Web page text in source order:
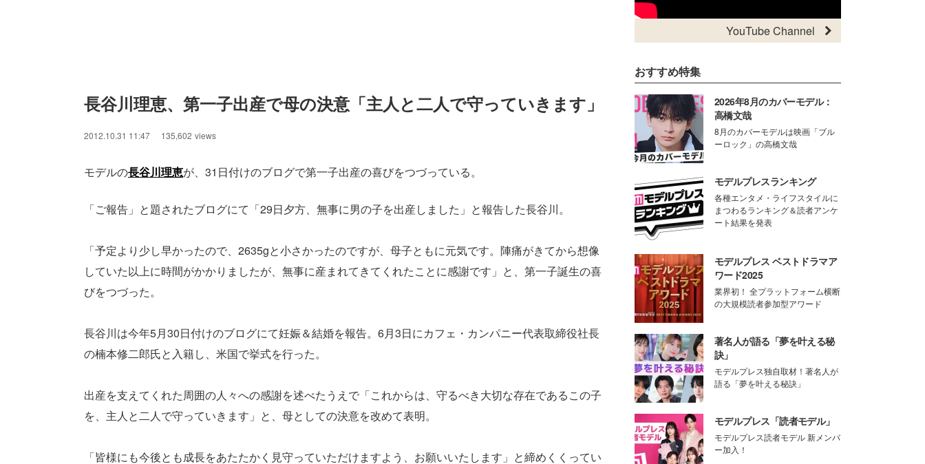
長谷川理恵、第一子出産で母の決意「主人と二人で守っていきます」
2012.10.31 11:47 135,602 views
モデルの長谷川理恵が、31日付けのブログで第一子出産の喜びをつづっている。
「ご報告」と題されたブログにて「29日夕方、無事に男の子を出産しました」と報告した長谷川。
「予定より少し早かったので、2635gと小さかったのですが、母子ともに元気です。陣痛がきてから想像
していた以上に時間がかかりましたが、無事に産まれてきてくれたことに感謝です」と、第一子誕生の喜
びをつづった。
長谷川は今年5月30日付けのブログにて妊娠＆結婚を報告。6月3日にカフェ・カンパニー代表取締役社長
の楠本修二郎氏と入籍し、米国で挙式を行った。
出産を支えてくれた周囲の人々への感謝を述べたうえで「これからは、守るべき大切な存在であるこの子
を、主人と二人で守っていきます」と、母としての決意を改めて表明。
「皆様にも今後とも成長をあたたかく見守っていただけますよう、お願いいたします」と締めくくってい
YouTube Channel
おすすめ特集
2026年8月のカバーモデル：
高橋文哉
8月のカバーモデルは映画「ブル
ーロック」の高橋文哉
モデルプレスランキング
各種エンタメ・ライフスタイルに
まつわるランキング＆読者アンケ
ート結果を発表
モデルプレス ベストドラマア
ワード2025
業界初！ 全プラットフォーム横断
の大規模読者参加型アワード
著名人が語る「夢を叶える秘
訣」
モデルプレス独自取材！著名人が
語る「夢を叶える秘訣」
モデルプレス「読者モデル」
モデルプレス読者モデル 新メンバ
ー加入！